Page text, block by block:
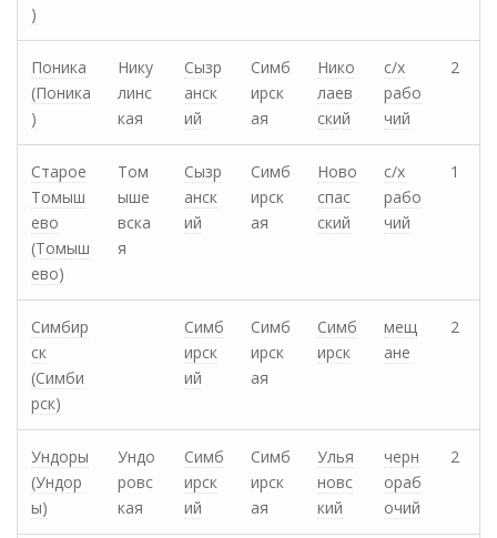
)
Поника
(Поника
)
Нику
линс
кая
Сызр
анск
ий
Симб
ирск
ая
Нико
лаев
ский
с/х
рабо
чий
2
Старое
Томыш
ево
(Томыш
ево)
Том
ыше
вска
я
Сызр
анск
ий
Симб
ирск
ая
Ново
спас
ский
с/х
рабо
чий
1
Симбир
ск
(Симби
рск)
Симб
ирск
ий
Симб
ирск
ая
Симб
ирск
мещ
ане
2
Ундоры
(Ундор
ы)
Ундо
ровс
кая
Симб
ирск
ий
Симб
ирск
ая
Улья
новс
кий
черн
ораб
очий
2